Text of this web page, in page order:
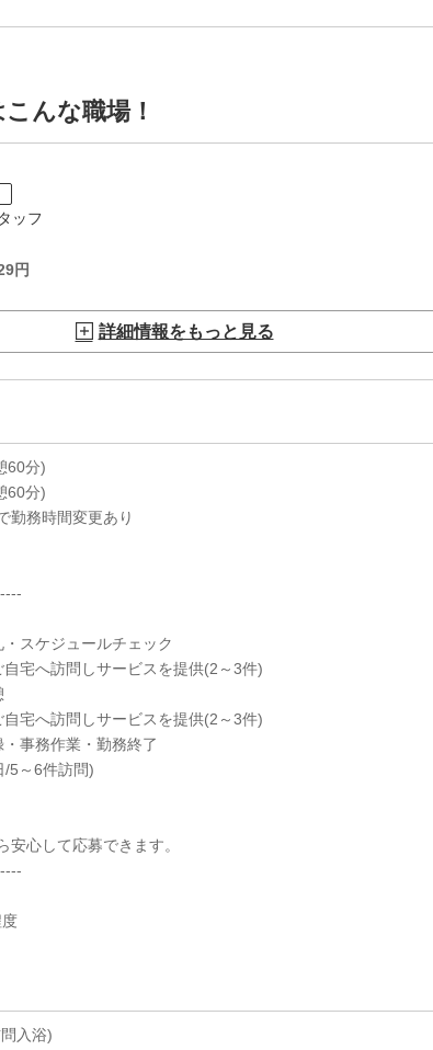
んな職場！
ッフ
円
詳細情報をもっと見る
60分)
60分)
勤務時間変更あり
スケジュールチェック
宅へ訪問しサービスを提供(2～3件)
宅へ訪問しサービスを提供(2～3件)
事務作業・勤務終了
5～6件訪問)
安心して応募できます。
入浴)